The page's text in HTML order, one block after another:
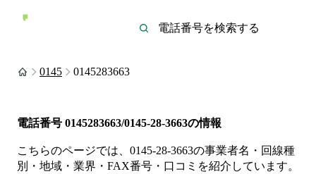
0145 0145283663
電話番号 0145283663/0145-28-3663の情報
こちらのページでは、 0145-28-3663の事業者名・回線種
別・地域・業界・FAX番号・口コミを紹介しています。